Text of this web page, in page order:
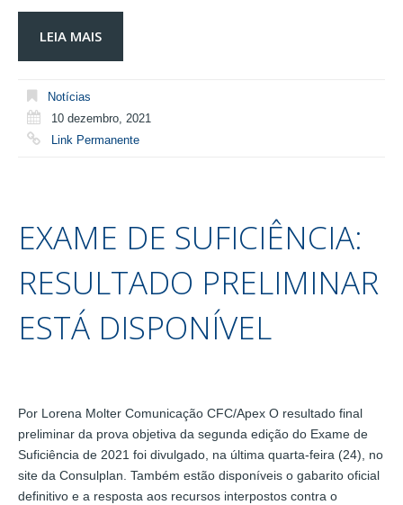
LEIA MAIS
Notícias
10 dezembro, 2021
Link Permanente
EXAME DE SUFICIÊNCIA:
RESULTADO PRELIMINAR
ESTÁ DISPONÍVEL
Por Lorena Molter Comunicação CFC/Apex O resultado final
preliminar da prova objetiva da segunda edição do Exame de
Suficiência de 2021 foi divulgado, na última quarta-feira (24), no
site da Consulplan. Também estão disponíveis o gabarito oficial
definitivo e a resposta aos recursos interpostos contra o